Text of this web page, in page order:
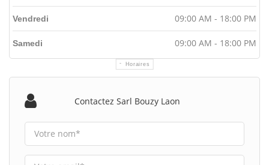
Horaires
Vendredi 09:00 AM - 18:00 PM
Samedi 09:00 AM - 18:00 PM
Contactez Sarl Bouzy Laon